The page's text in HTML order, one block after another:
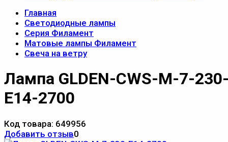
Главная
Светодиодные лампы
Серия Филамент
Матовые лампы Филамент
Свеча на ветру
Лампа GLDEN-CWS-M-7-
E14-2700
Код товара: 649956
Добавить отзыв0